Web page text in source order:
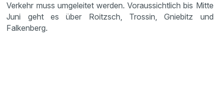
Verkehr muss umgeleitet werden. Voraussichtlich bis Mitte
Juni geht es über Roitzsch, Trossin, Gniebitz und
Falkenberg.